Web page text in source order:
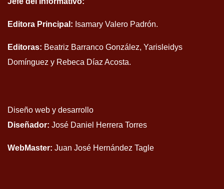
Editora Principal: Isamary Valero Padrón.
Editoras: Beatriz Barranco González, Yarisleidys
Domínguez y Rebeca Díaz Acosta.
Diseño web y desarrollo
Diseñador: José Daniel Herrera Torres
WebMaster: Juan José Hernández Tagle